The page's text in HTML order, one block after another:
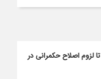
لزوم اصلاح حکمرانی در